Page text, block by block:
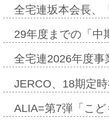
全宅連坂本会長、
29年度までの「
全宅連2026年度
JERCO、18期定
ALIA=第7弾「こ